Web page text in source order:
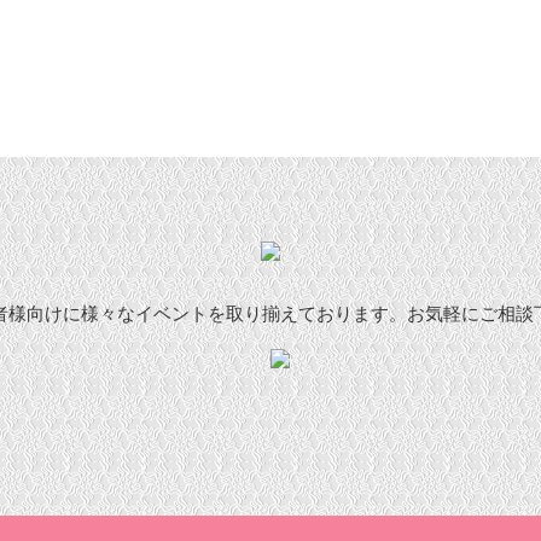
様向けに様々なイベントを取り揃えております。お気軽にご相談